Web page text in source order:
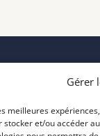
Gérer
meilleures
stocker et/ou accéder